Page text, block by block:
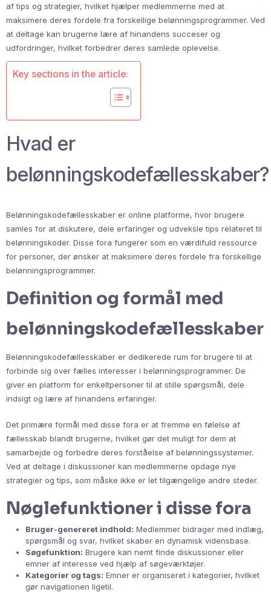
af tips og strategier, hvilket hjælper medlemmerne med at
maksimere deres fordele fra forskellige belønningsprogrammer. Ved
at deltage kan brugerne lære af hinandens succeser og
udfordringer, hvilket forbedrer deres samlede oplevelse.
Key sections in the article:
Hvad er
belønningskodefællesskaber?
Belønningskodefællesskaber er online platforme, hvor brugere
samles for at diskutere, dele erfaringer og udveksle tips relateret til
belønningskoder. Disse fora fungerer som en værdifuld ressource
for personer, der ønsker at maksimere deres fordele fra forskellige
belønningsprogrammer.
Definition og formål med
belønningskodefællesskaber
Belønningskodefællesskaber er dedikerede rum for brugere til at
forbinde sig over fælles interesser i belønningsprogrammer. De
giver en platform for enkeltpersoner til at stille spørgsmål, dele
indsigt og lære af hinandens erfaringer.
Det primære formål med disse fora er at fremme en følelse af
fællesskab blandt brugerne, hvilket gør det muligt for dem at
samarbejde og forbedre deres forståelse af belønningssystemer.
Ved at deltage i diskussioner kan medlemmerne opdage nye
strategier og tips, som måske ikke er let tilgængelige andre steder.
Nøglefunktioner i disse fora
Bruger-genereret indhold: Medlemmer bidrager med indlæg,
spørgsmål og svar, hvilket skaber en dynamisk vidensbase.
Søgefunktion: Brugere kan nemt finde diskussioner eller
emner af interesse ved hjælp af søgeværktøjer.
Kategorier og tags: Emner er organiseret i kategorier, hvilket
gør navigationen ligetil.